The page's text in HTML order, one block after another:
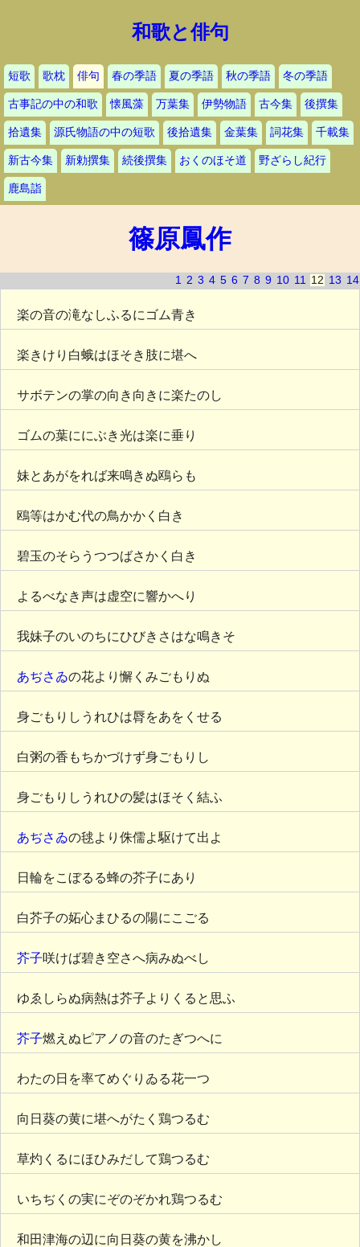
和歌と俳句
短歌 歌枕 俳句 春の季語 夏の季語 秋の季語 冬の季語
古事記の中の和歌 懐風藻 万葉集 伊勢物語 古今集 後撰集
拾遺集 源氏物語の中の短歌 後拾遺集 金葉集 詞花集 千載集
新古今集 新勅撰集 続後撰集 おくのほそ道 野ざらし紀行
鹿島詣
篠原鳳作
1 2 3 4 5 6 7 8 9 10 11 12 13 14
楽の音の滝なしふるにゴム青き
楽きけり白蛾はほそき肢に堪へ
サボテンの掌の向き向きに楽たのし
ゴムの葉ににぶき光は楽に垂り
妹とあがをれば来鳴きぬ鴎らも
鴎等はかむ代の鳥かかく白き
碧玉のそらうつつばさかく白き
よるべなき声は虚空に響かへり
我妹子のいのちにひびきさはな鳴きそ
あぢさゐの花より懈くみごもりぬ
身ごもりしうれひは脣をあをくせる
白粥の香もちかづけず身ごもりし
身ごもりしうれひの髪はほそく結ふ
あぢさゐの毬より侏儒よ駆けて出よ
日輪をこぼるる蜂の芥子にあり
白芥子の妬心まひるの陽にこごる
芥子咲けば碧き空さへ病みぬべし
ゆゑしらぬ病熱は芥子よりくると思ふ
芥子燃えぬピアノの音のたぎつへに
わたの日を率てめぐりゐる花一つ
向日葵の黄に堪へがたく鶏つるむ
草灼くるにほひみだして鶏つるむ
いちぢくの実にぞのぞかれ鶏つるむ
和田津海の辺に向日葵の黄を沸かし